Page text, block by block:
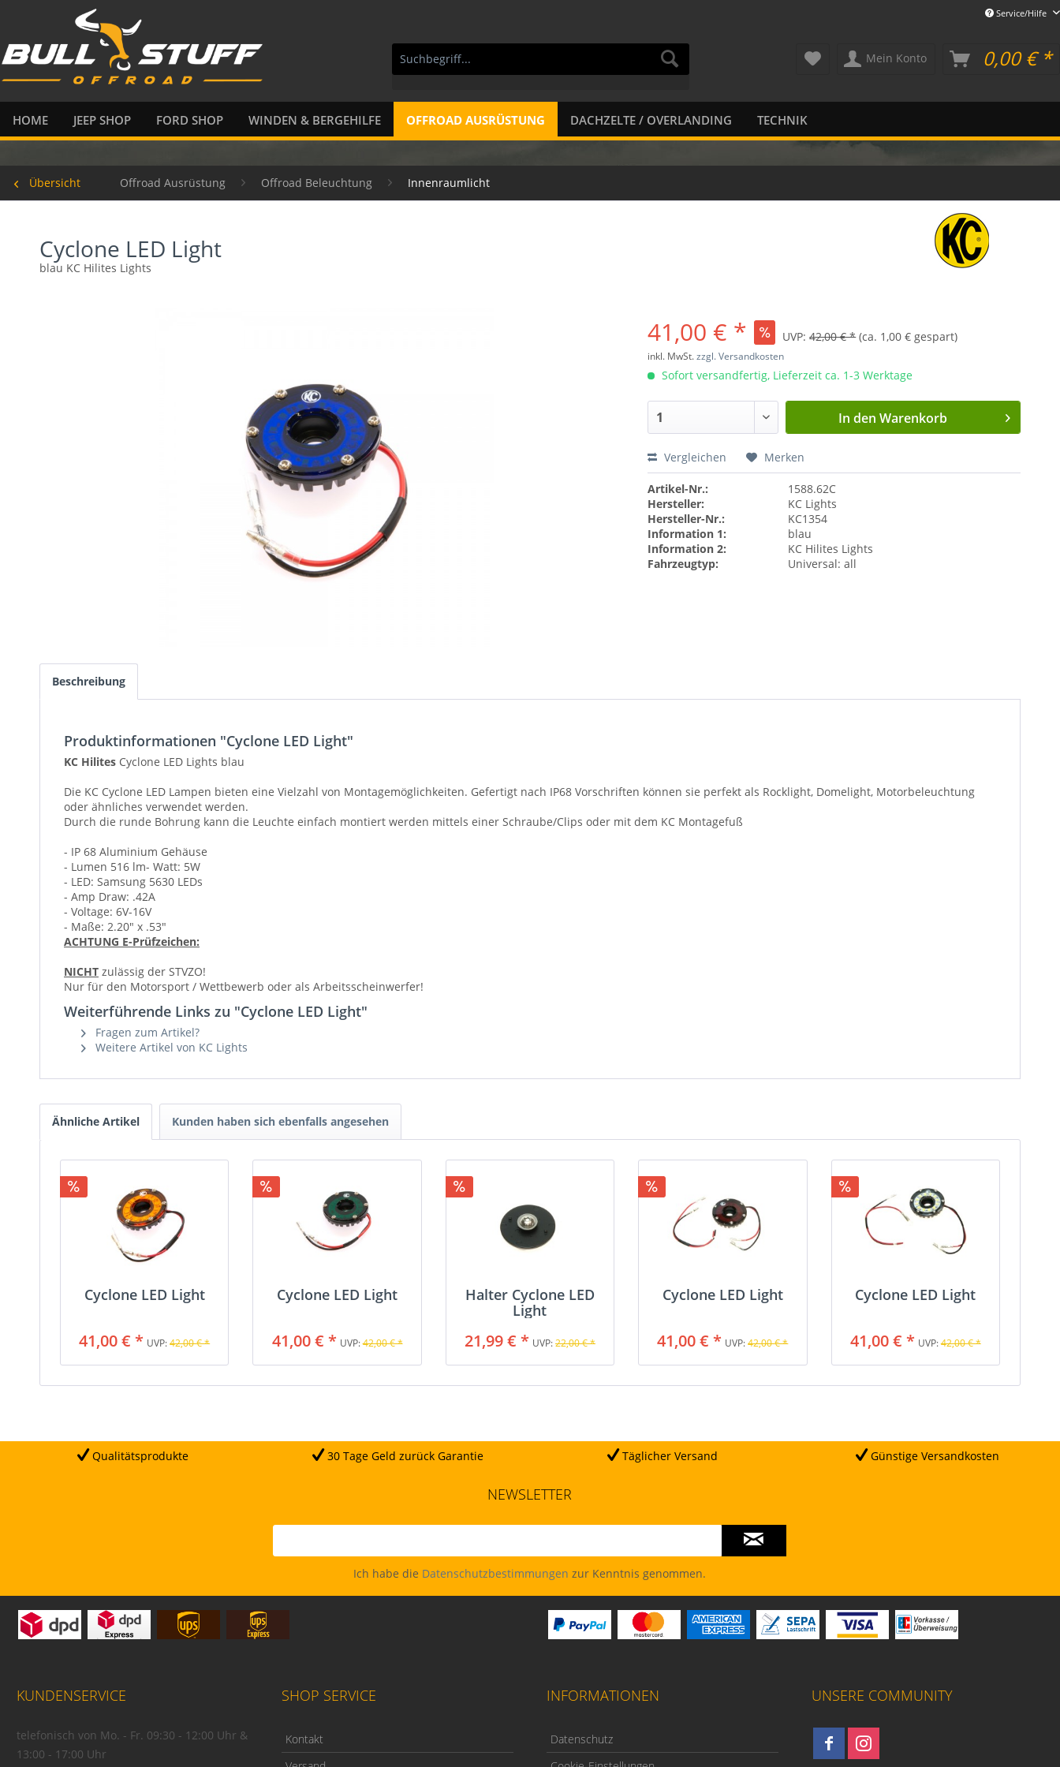
Service/Hilfe
Mein Konto 0,00 € *
HOME JEEP SHOP FORD SHOP WINDEN & BERGEHILFE OFFROAD AUSRÜSTUNG DACHZELTE / OVERLANDING TECHNIK
Übersicht Offroad Ausrüstung Offroad Beleuchtung Innenraumlicht
Cyclone LED Light
blau KC Hilites Lights
41,00 € * UVP:42,00 € *(ca. 1,00 € gespart)
inkl. MwSt.zzgl. Versandkosten
Sofort versandfertig, Lieferzeit ca. 1-3 Werktage
In den Warenkorb
Vergleichen Merken
Artikel-Nr.:
1588.62C
Hersteller:
KC Lights
Hersteller-Nr.:
KC1354
Information 1:
blau
Information 2:
KC Hilites Lights
Fahrzeugtyp:
Universal: all
Beschreibung
Produktinformationen "Cyclone LED Light"
KC Hilites Cyclone LED Lights blau
Die KC Cyclone LED Lampen bieten eine Vielzahl von Montagemöglichkeiten. Gefertigt nach IP68 Vorschriften können sie perfekt als Rocklight, Domelight, Motorbeleuchtung
oder ähnliches verwendet werden.
Durch die runde Bohrung kann die Leuchte einfach montiert werden mittels einer Schraube/Clips oder mit dem KC Montagefuß
- IP 68 Aluminium Gehäuse
- Lumen 516 lm- Watt: 5W
- LED: Samsung 5630 LEDs
- Amp Draw: .42A
- Voltage: 6V-16V
- Maße: 2.20" x .53"
ACHTUNG E-Prüfzeichen:
NICHT zulässig der STVZO!
Nur für den Motorsport / Wettbewerb oder als Arbeitsscheinwerfer!
Weiterführende Links zu "Cyclone LED Light"
Fragen zum Artikel?
Weitere Artikel von KC Lights
Ähnliche Artikel Kunden haben sich ebenfalls angesehen
Cyclone LED Light
41,00 € * UVP:42,00 € *
Cyclone LED Light
41,00 € * UVP:42,00 € *
Halter Cyclone LED
Light
21,99 € * UVP:22,00 € *
Cyclone LED Light
41,00 € * UVP:42,00 € *
Cyclone LED Light
41,00 € * UVP:42,00 € *
Qualitätsprodukte 30 Tage Geld zurück Garantie Täglicher Versand Günstige Versandkosten
NEWSLETTER
Ich habe die Datenschutzbestimmungen zur Kenntnis genommen.
KUNDENSERVICE
telefonisch von Mo. - Fr. 09:30 - 12:00 Uhr &
13:00 - 17:00 Uhr
SHOP SERVICE
Kontakt
INFORMATIONEN
Datenschutz
UNSERE COMMUNITY